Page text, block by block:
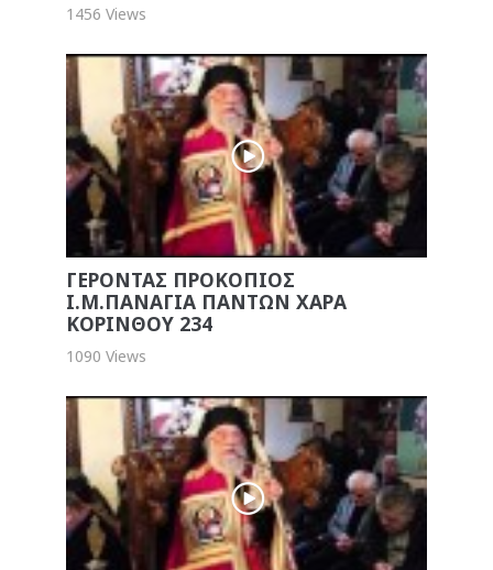
1456 Views
ΓΕΡΟΝΤΑΣ ΠΡΟΚΟΠΙΟΣ
Ι.Μ.ΠΑΝΑΓΙΑ ΠΑΝΤΩΝ ΧΑΡΑ
ΚΟΡΙΝΘΟΥ 234
1090 Views